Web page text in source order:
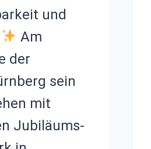
und
Am
der
sein
mit
Jubiläums-